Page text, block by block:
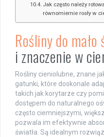
Jak często należy
równomiernie rosły w
Rośliny do mało
i znaczenie w
Rośliny cieniolubne, znane
gatunki, które doskonale
takich jak korytarze czy
dostępem do naturalnego
często ciemniejszymi,
pozwala im efektywnie
światła. Są idealnym